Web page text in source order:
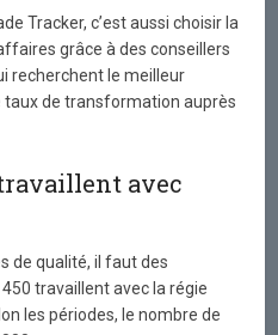
Tracker, c’est aussi choisir la
grâce à des conseillers
recherchent le meilleur
de transformation auprès
avec
de qualité, il faut des
travaillent avec la régie
les périodes, le nombre de